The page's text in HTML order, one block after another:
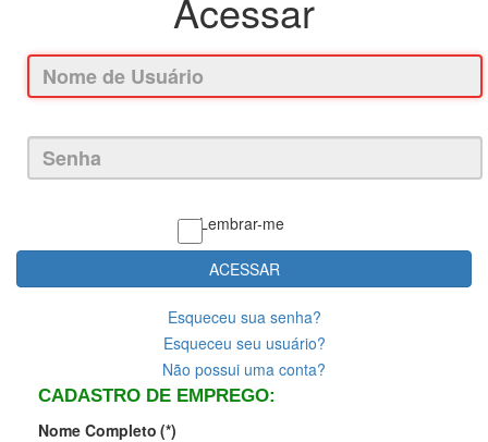
Acessar
Lembrar-me
ACESSAR
Esqueceu sua senha?
Esqueceu seu usuário?
Não possui uma conta?
CADASTRO DE EMPREGO:
Nome Completo (*)